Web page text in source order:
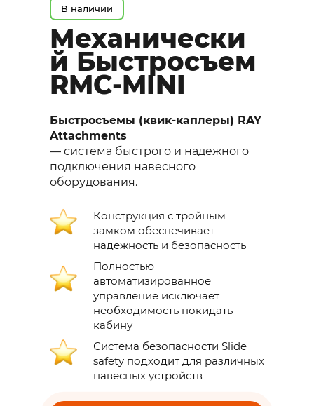
В наличии
Механически
й Быстросъем
RMC-MINI
Быстросъемы (квик-каплеры) RAY
Attachments
— система быстрого и надежного
подключения навесного
оборудования.
Конструкция с тройным
замком обеспечивает
надежность и безопасность
Полностью
автоматизированное
управление исключает
необходимость покидать
кабину
Система безопасности Slide
safety подходит для различных
навесных устройств